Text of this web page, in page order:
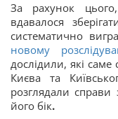
За рахунок
вдавалося
систематично
новому
дослідили, які саме
Києва та
розглядали
його бік.